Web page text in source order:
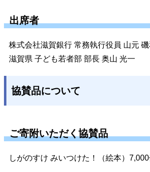
出席者
株式会社滋賀銀行 常務執行役員 山元
滋賀県 子ども若者部 部長 奥山 光一
協賛品について
ご寄附いただく協賛品
しがのすけ みいつけた！（絵本）